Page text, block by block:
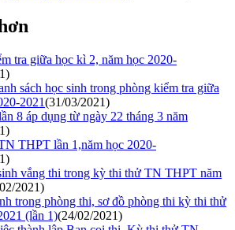
tra giữa học kì 2, năm học 2020-
sách học sinh trong phòng kiểm tra giữa
2021(31/03/2021)
8 áp dụng từ ngày 22 tháng 3 năm
THPT lần 1,năm học 2020-
vắng thi trong kỳ thi thử TN THPT năm
2021)
trong phòng thi, sơ đồ phòng thi kỳ thi thử
(lần 1)(24/02/2021)